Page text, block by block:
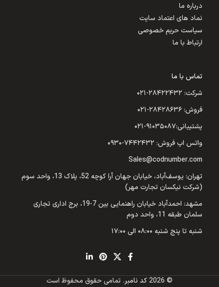
درباره ما
نماد های اعتماد سایت
سیاست حریم خصوصی
ارتباط با ما
تماس با ما
شرکت: ۲۸۴۲۲۴۳۲-۰۲۱
فروش: ۲۸۴۲۸۶۳۶-۰۲۱
پشتیبانی:۹۱۰۳۵۰۸۷-۰۲۱
واتس اپ فروش: ۷۴۴۲۴۳۲-۰۹۳۰
Sales@codnumber.com
تهران: یوسف‌آباد، خیابان جهان آرا کوچه 52، پلاک 13، واحد سوم
(شرکت نیکسان تجارت مهر)
مشهد: احمدآباد خیابان راهنمایی بین 7-19، برج اداری تجاری
سلمان طبقه 11، واحد دوم
شنبه تا پنج شنبه ۰۸:۰۰ الی ۱۷:۰۰
© 2026 کد نامبر. تمامی حقوق محفوظ است